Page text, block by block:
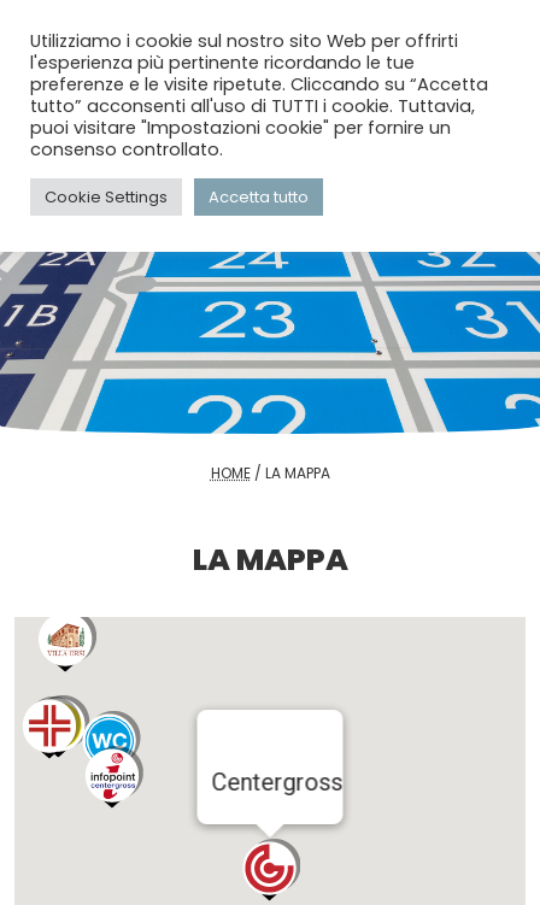
menu
HOME/ LA MAPPA
LA MAPPA
Centergross
Utilizziamo i cookie sul nostro sito Web per offrirti
l'esperienza più pertinente ricordando le tue
preferenze e le visite ripetute. Cliccando su “Accetta
tutto” acconsenti all'uso di TUTTI i cookie. Tuttavia,
puoi visitare "Impostazioni cookie" per fornire un
consenso controllato.
Cookie Settings Accetta tutto